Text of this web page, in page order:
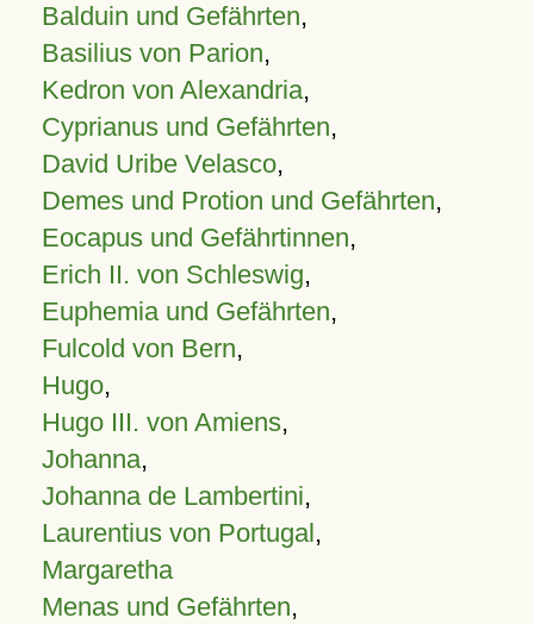
Balduin und Gefährten,
Basilius von Parion,
Kedron von Alexandria,
Cyprianus und Gefährten,
David Uribe Velasco,
Demes und Protion und Gefährten,
Eocapus und Gefährtinnen,
Erich II. von Schleswig,
Euphemia und Gefährten,
Fulcold von Bern,
Hugo,
Hugo III. von Amiens,
Johanna,
Johanna de Lambertini,
Laurentius von Portugal,
Margaretha
Menas und Gefährten,